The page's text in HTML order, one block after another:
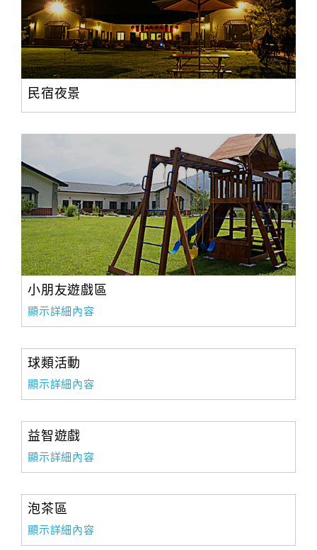
民宿夜景
小朋友遊戲區
顯示詳細內容
球類活動
顯示詳細內容
益智遊戲
顯示詳細內容
泡茶區
顯示詳細內容